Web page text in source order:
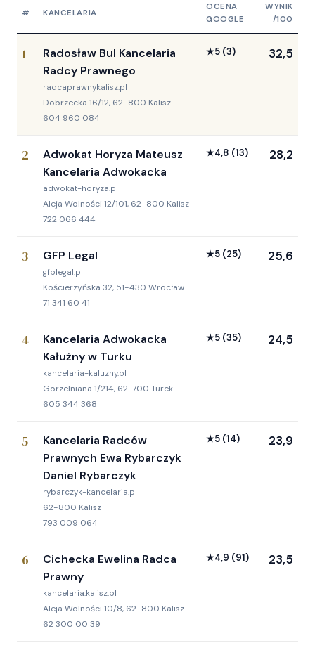
# KANCELARIA
OCENA
GOOGLE
WYNIK
/100
1
Radosław Bul Kancelaria
Radcy Prawnego
radcaprawnykalisz.pl
Dobrzecka 16/12, 62-800 Kalisz
604 960 084
★5 (3) 32,5
2
Adwokat Horyza Mateusz
Kancelaria Adwokacka
adwokat-horyza.pl
Aleja Wolności 12/101, 62-800 Kalisz
722 066 444
★4,8 (13) 28,2
3 GFP Legal
gfplegal.pl
Kościerzyńska 32, 51-430 Wrocław
71 341 60 41
★5 (25) 25,6
4
Kancelaria Adwokacka
Kałużny w Turku
kancelaria-kaluzny.pl
Gorzelniana 1/214, 62-700 Turek
605 344 368
★5 (35) 24,5
5
Kancelaria Radców
Prawnych Ewa Rybarczyk
Daniel Rybarczyk
rybarczyk-kancelaria.pl
62-800 Kalisz
793 009 064
★5 (14) 23,9
6
Cichecka Ewelina Radca
Prawny
kancelaria.kalisz.pl
Aleja Wolności 10/8, 62-800 Kalisz
62 300 00 39
★4,9 (91) 23,5